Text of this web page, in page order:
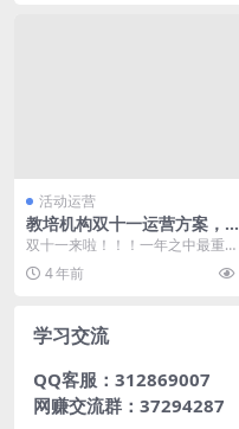
活动运营
教培机构双十一运营方案，解
锁营销活动新玩法
双十一来啦！！！一年之中最重要
的购物狂欢节已经蓄势待发了！面
对这样的营销良机，各...
4 年前
学习交流
QQ客服：312869007
网赚交流群：37294287